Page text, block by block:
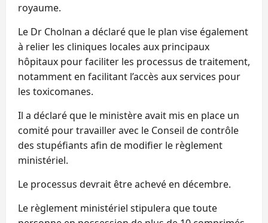
royaume.
Le Dr Cholnan a déclaré que le plan vise également
à relier les cliniques locales aux principaux
hôpitaux pour faciliter les processus de traitement,
notamment en facilitant l’accès aux services pour
les toxicomanes.
Il a déclaré que le ministère avait mis en place un
comité pour travailler avec le Conseil de contrôle
des stupéfiants afin de modifier le règlement
ministériel.
Le processus devrait être achevé en décembre.
Le règlement ministériel stipulera que toute